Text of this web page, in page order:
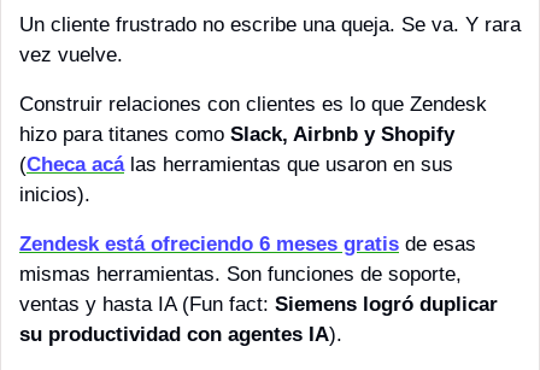
Un cliente frustrado no escribe una queja. Se va. Y rara
vez vuelve.
Construir relaciones con clientes es lo que Zendesk
hizo para titanes como Slack, Airbnb y Shopify
(Checa acá las herramientas que usaron en sus
inicios).
Zendesk está ofreciendo 6 meses gratis de esas
mismas herramientas. Son funciones de soporte,
ventas y hasta IA (Fun fact: Siemens logró duplicar
su productividad con agentes IA).